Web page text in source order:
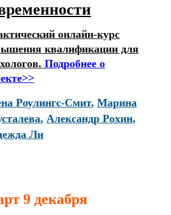
онлайн-курс
квалификации для
Подробнее о
Роулингс-Смит, Марина
, Александр Рохин,
Ли
9 декабря